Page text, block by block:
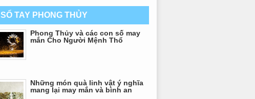
SỔ TAY PHONG THỦY
Phong Thủy và các con số may
mắn Cho Người Mệnh Thổ
Những món quà linh vật ý nghĩa
mang lại may mắn và bình an